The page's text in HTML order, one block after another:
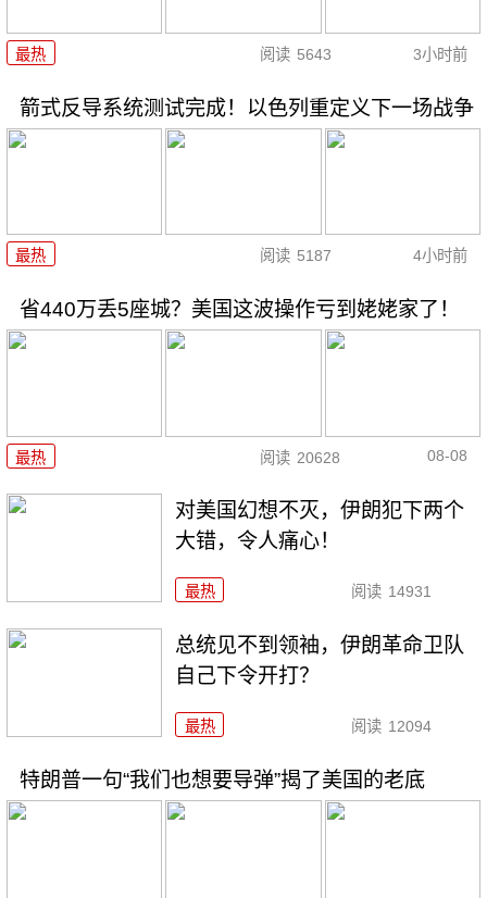
最热 阅读 5643 3小时前
箭式反导系统测试完成！以色列重定义下一场战争
最热 阅读 5187 4小时前
省440万丢5座城？美国这波操作亏到姥姥家了！
最热 阅读 20628 08-08
对美国幻想不灭，伊朗犯下两个
大错，令人痛心！
最热 阅读 14931
总统见不到领袖，伊朗革命卫队
自己下令开打？
最热 阅读 12094
特朗普一句“我们也想要导弹”揭了美国的老底